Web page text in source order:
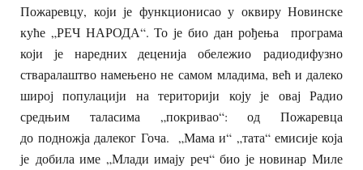
Пожаревцу, који је функционисао у оквиру Новинске
куће „РЕЧ НАРОДА“. То је био дан рођења програма
који је наредних деценија обележио радиодифузно
стваралаштво намењено не самом младима, већ и далеко
широј популацији на територији коју је овај Радио
средњим таласима „покривао“: од Пожаревца
до подножја далеког Гоча. „Мама и“ „тата“ емисије која
је добила име „Млади имају реч“ био је новинар Миле